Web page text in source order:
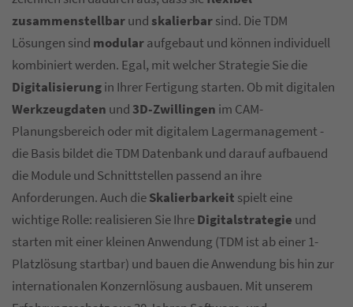
zusammenstellbarundskalierbarsind. Die TDM
Lösungen sind modularaufgebaut und können individuell
kombiniert werden. Egal, mit welcher Strategie Sie die
Digitalisierungin Ihrer Fertigung starten. Ob mit digitalen
Werkzeugdaten und3D-Zwillingen im CAM-
Planungsbereich oder mit digitalem Lagermanagement -
die Basis bildet die TDM Datenbank und darauf aufbauend
die Module und Schnittstellen passend an ihre
Anforderungen. Auch dieSkalierbarkeit spielt eine
wichtige Rolle: realisieren Sie IhreDigitalstrategie und
starten mit einer kleinen Anwendung (TDM ist ab einer 1-
Platzlösung startbar) und bauen die Anwendung bis hin zur
internationalen Konzernlösung ausbauen. Mit unserem